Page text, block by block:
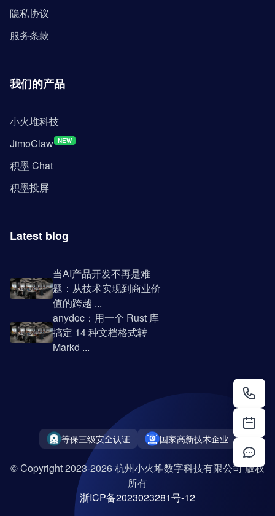
隐私协议
服务条款
我们的产品
小火堆科技
JimoClaw NEW
积墨 Chat
积墨投屏
Latest blog
当AI产品开发不再是难
题：从技术实现到商业价
值的跨越 ...
anydoc：用一个 Rust 库
搞定 14 种文档格式转
Markd ...
等保三级安全认证 国家高新技术企业
© Copyright 2023-2026 杭州小火堆数字科技有限公司 版权
所有
浙ICP备2023023281号-12